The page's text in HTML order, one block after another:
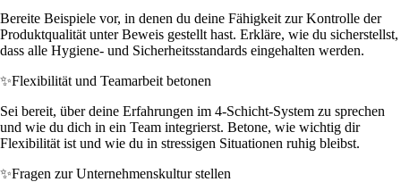
Bereite Beispiele vor, in denen du deine Fähigkeit zur Kontrolle der
Produktqualität unter Beweis gestellt hast. Erkläre, wie du sicherstellst,
dass alle Hygiene- und Sicherheitsstandards eingehalten werden.
✨Flexibilität und Teamarbeit betonen
Sei bereit, über deine Erfahrungen im 4-Schicht-System zu sprechen
und wie du dich in ein Team integrierst. Betone, wie wichtig dir
Flexibilität ist und wie du in stressigen Situationen ruhig bleibst.
✨Fragen zur Unternehmenskultur stellen